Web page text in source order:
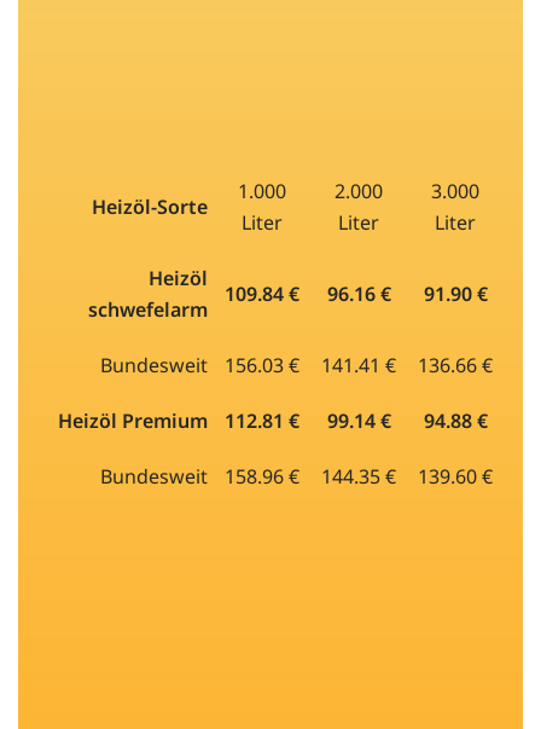
Heizöl-Sorte
1.000
Liter
2.000
Liter
3.000
Liter
Heizöl
schwefelarm
109.84 € 96.16 € 91.90 €
Bundesweit 156.03 € 141.41 € 136.66 €
Heizöl Premium 112.81 € 99.14 € 94.88 €
Bundesweit 158.96 € 144.35 € 139.60 €